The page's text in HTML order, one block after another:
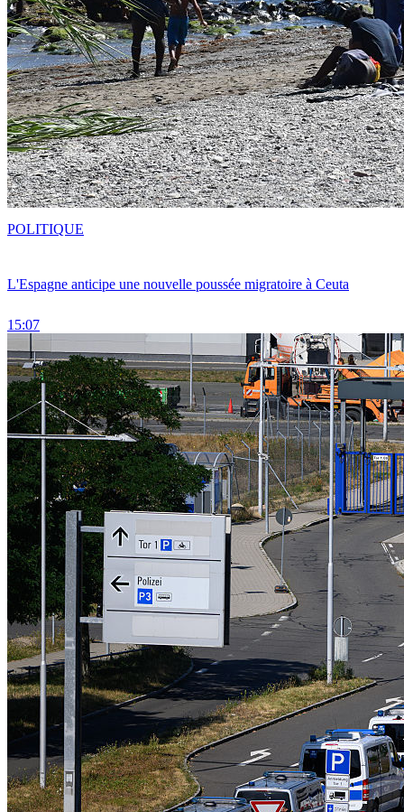
L'Espagne anticipe une nouvelle poussée migratoire à Ceuta
15:07
POLITIQUE